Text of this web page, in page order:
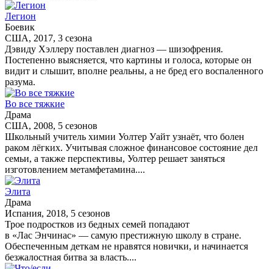
Легион
Боевик
США, 2017, 3 сезона
Дэвиду Хэллеру поставлен диагноз — шизофрения.
Постепенно выясняется, что картины и голоса, которые он
видит и слышит, вполне реальны, а не бред его воспаленного
разума.
Во все тяжкие
Драма
США, 2008, 5 сезонов
Школьный учитель химии Уолтер Уайт узнаёт, что болен
раком лёгких. Учитывая сложное финансовое состояние дел
семьи, а также перспективы, Уолтер решает заняться
изготовлением метамфетамина....
Элита
Драма
Испания, 2018, 5 сезонов
Трое подростков из бедных семей попадают
в «Лас Энчинас» — самую престижную школу в стране.
Обеспеченным деткам не нравятся новички, и начинается
безжалостная битва за власть....